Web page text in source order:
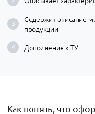
Содержит описание
продукции
Дополнение к ТУ
Как понять, что